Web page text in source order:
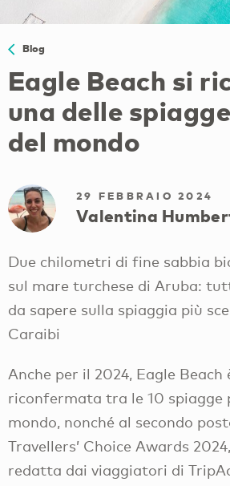
Blog
Eagle Beach si
una delle
del mondo
29 FEBBRAIO 2024
Valentina
Due chilometri di fine sabbia
sul mare turchese di Aruba:
da sapere sulla spiaggia più
Caraibi
Anche per il 2024, Eagle Beach
riconfermata tra le 10 spiagge
mondo, nonché al secondo
Travellers’ Choice Awards
redatta dai viaggiatori di